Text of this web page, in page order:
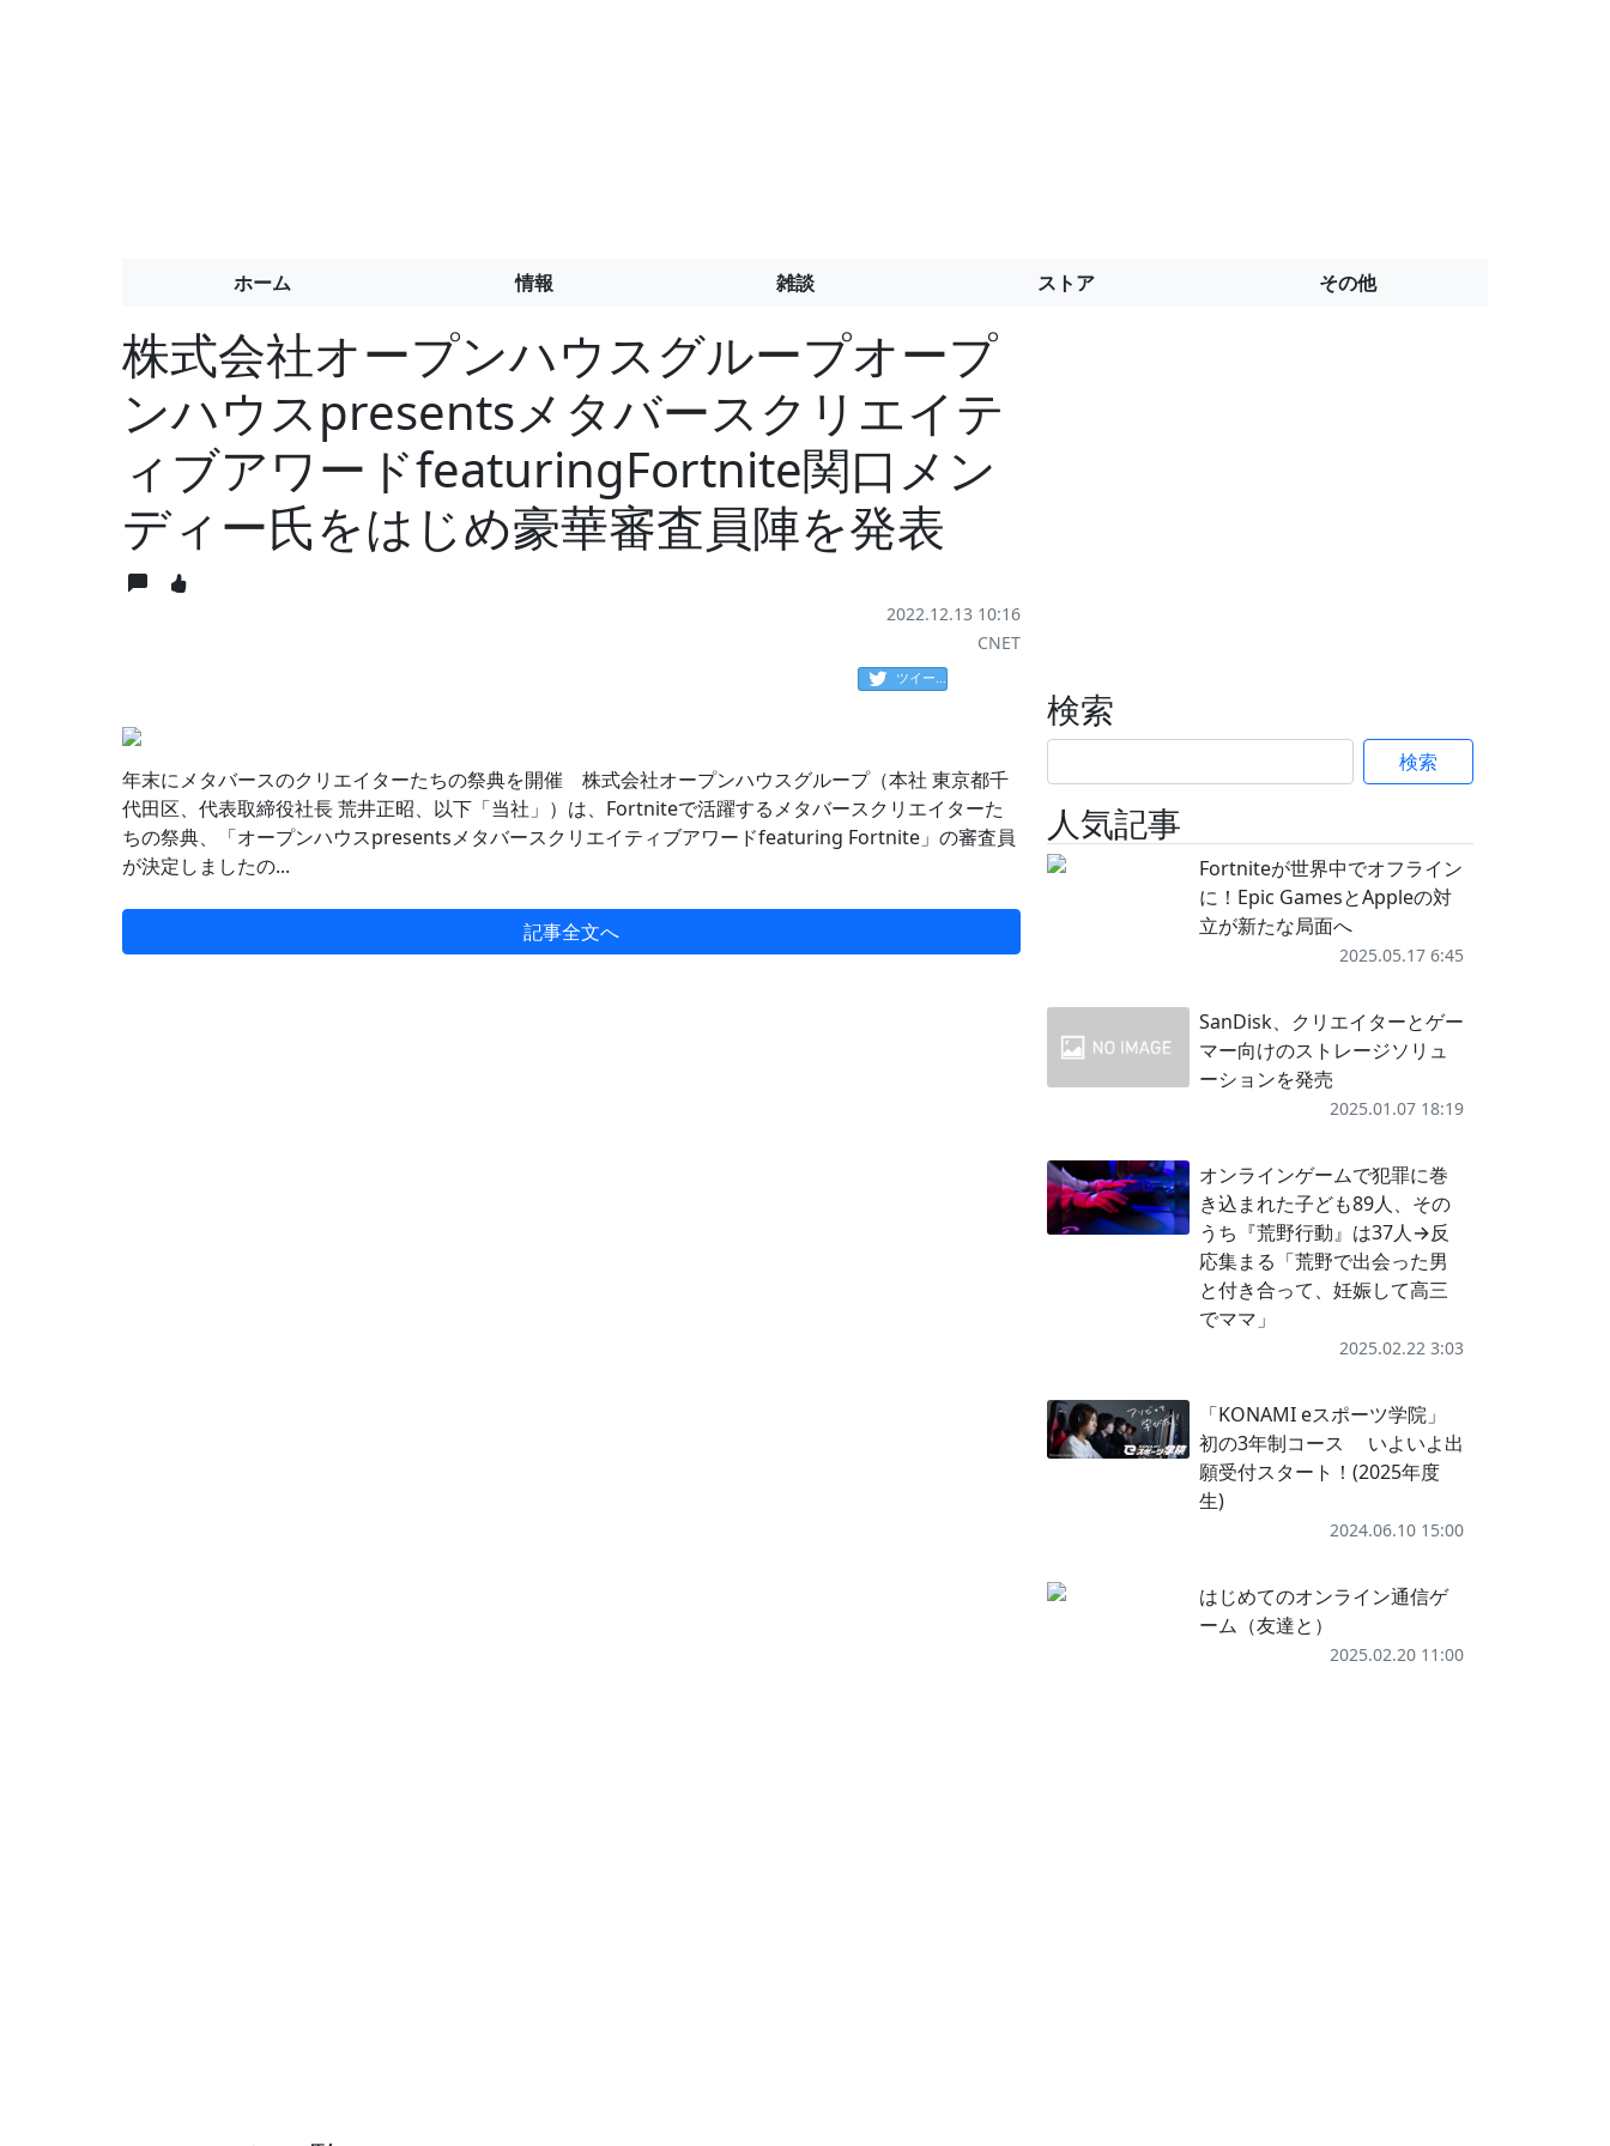
ホーム 情報 雑談 ストア その他
株式会社オープンハウスグループオープ
ンハウスpresentsメタバースクリエイテ
ィブアワードfeaturingFortnite関口メン
ディー氏をはじめ豪華審査員陣を発表
2022.12.13 10:16
CNET
ツイート
年末にメタバースのクリエイターたちの祭典を開催 株式会社オープンハウスグループ（本社 東京都千
代田区、代表取締役社長 荒井正昭、以下「当社」）は、Fortniteで活躍するメタバースクリエイターた
ちの祭典、「オープンハウスpresentsメタバースクリエイティブアワードfeaturing Fortnite」の審査員
が決定しましたの...
記事全文へ
検索
検索
人気記事
Fortniteが世界中でオフライン
に！Epic GamesとAppleの対
立が新たな局面へ
2025.05.17 6:45
SanDisk、クリエイターとゲー
マー向けのストレージソリュ
ーションを発売
2025.01.07 18:19
オンラインゲームで犯罪に巻
き込まれた子ども89人、その
うち『荒野行動』は37人→反
応集まる「荒野で出会った男
と付き合って、妊娠して高三
でママ」
2025.02.22 3:03
「KONAMI eスポーツ学院」
初の3年制コース いよいよ出
願受付スタート！(2025年度
生)
2024.06.10 15:00
はじめてのオンライン通信ゲ
ーム（友達と）
2025.02.20 11:00